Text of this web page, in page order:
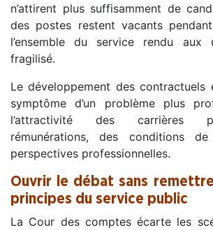
n’attirent plus suffisamment de
des postes restent vacants
l’ensemble du service rendu aux
fragilisé.
Le développement des
symptôme d’un problème plus
l’attractivité des carrières
rémunérations, des conditions
perspectives professionnelles.
Ouvrir le débat sans
principes du service public
La Cour des comptes écarte les